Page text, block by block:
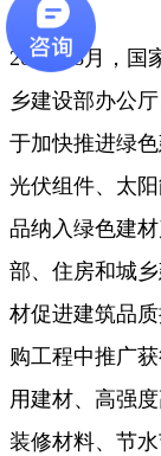
2020年8月，国
乡建设部办公
于加快推进绿
光伏组件、太
品纳入绿色建
部、住房和城
材促进建筑品
购工程中推广
用建材、高强
装修材料、节